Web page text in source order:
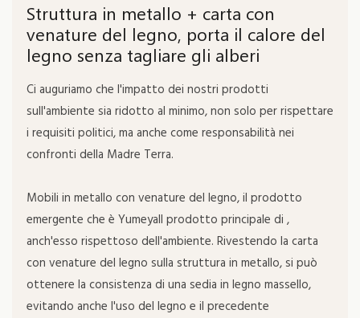
Struttura in metallo + carta con
venature del legno, porta il calore del
legno senza tagliare gli alberi
Ci auguriamo che l'impatto dei nostri prodotti
sull'ambiente sia ridotto al minimo, non solo per rispettare
i requisiti politici, ma anche come responsabilità nei
confronti della Madre Terra.
Mobili in metallo con venature del legno, il prodotto
emergente che è YumeyaIl prodotto principale di ,
anch'esso rispettoso dell'ambiente. Rivestendo la carta
con venature del legno sulla struttura in metallo, si può
ottenere la consistenza di una sedia in legno massello,
evitando anche l'uso del legno e il precedente